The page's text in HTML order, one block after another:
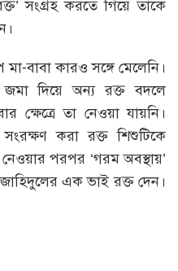
সংগ্রহ করতে গিয়ে তাঁকে
বাবা কারও সঙ্গে মেলেনি।
দিয়ে অন্য রক্ত বদলে
ক্ষেত্রে তা নেওয়া যায়নি।
করা রক্ত শিশুটিকে
পরপর ‘গরম অবস্থায়’
জাহিদুলের এক ভাই রক্ত দেন।